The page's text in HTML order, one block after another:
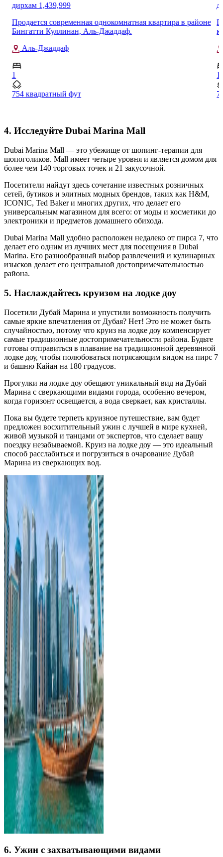
дирхам 1,439,999
Продается современная однокомнатная квартира в районе
Бингатти Куллинан, Аль-Джаддаф.
Аль-Джаддаф
1
754 квадратный фут
1
4. Исследуйте Dubai Marina Mall
Dubai Marina Mall — это убежище от шопинг-терапии для
шопоголиков. Mall имеет четыре уровня и является домом для
более чем 140 торговых точек и 21 закусочной.
Посетители найдут здесь сочетание известных розничных
сетей, бутиков и элитных модных брендов, таких как H&M,
ICONIC, Ted Baker и многих других, что делает его
универсальным магазином для всего: от моды и косметики до
электроники и предметов домашнего обихода.
Dubai Marina Mall удобно расположен недалеко от пирса 7, что
делает его одним из лучших мест для посещения в Dubai
Marina. Его разнообразный выбор развлечений и кулинарных
изысков делает его центральной достопримечательностью
района.
5. Наслаждайтесь круизом на лодке доу
Посетили Дубай Марина и упустили возможность получить
самые яркие впечатления от Дубая? Нет! Это не может быть
случайностью, потому что круиз на лодке доу компенсирует
самые традиционные достопримечательности района. Будьте
готовы отправиться в плавание на традиционной деревянной
лодке доу, чтобы полюбоваться потрясающим видом на пирс 7
и башню Кайан на 180 градусов.
Прогулки на лодке доу обещают уникальный вид на Дубай
Марина с сверкающими видами города, особенно вечером,
когда горизонт освещается, а вода сверкает, как кристаллы.
Пока вы будете терпеть круизное путешествие, вам будет
предложен восхитительный ужин с лучшей в мире кухней,
живой музыкой и танцами от экспертов, что сделает вашу
поездку незабываемой. Круиз на лодке доу — это идеальный
способ расслабиться и погрузиться в очарование Дубай
Марина из сверкающих вод.
6. Ужин с захватывающими видами